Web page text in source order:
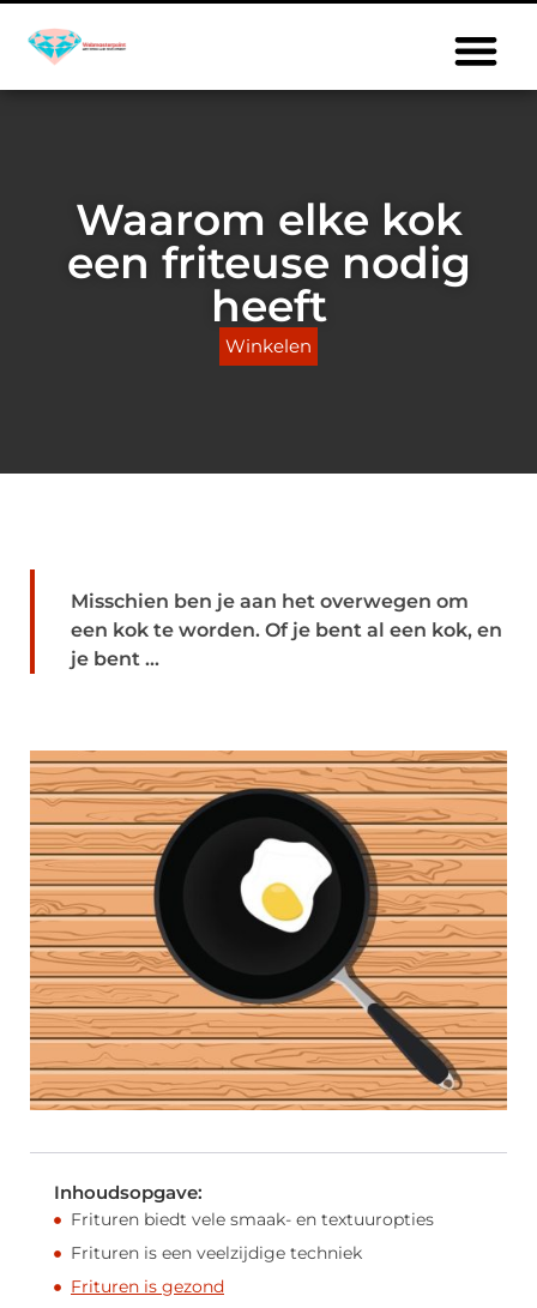
Waarom elke kok
een friteuse nodig
heeft
Winkelen
Misschien ben je aan het overwegen om
een kok te worden. Of je bent al een kok, en
je bent ...
Inhoudsopgave:
Frituren biedt vele smaak- en textuuropties
Frituren is een veelzijdige techniek
Frituren is gezond